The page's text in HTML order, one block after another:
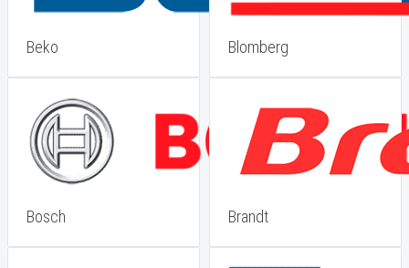
Beko Blomberg
Bosch Brandt